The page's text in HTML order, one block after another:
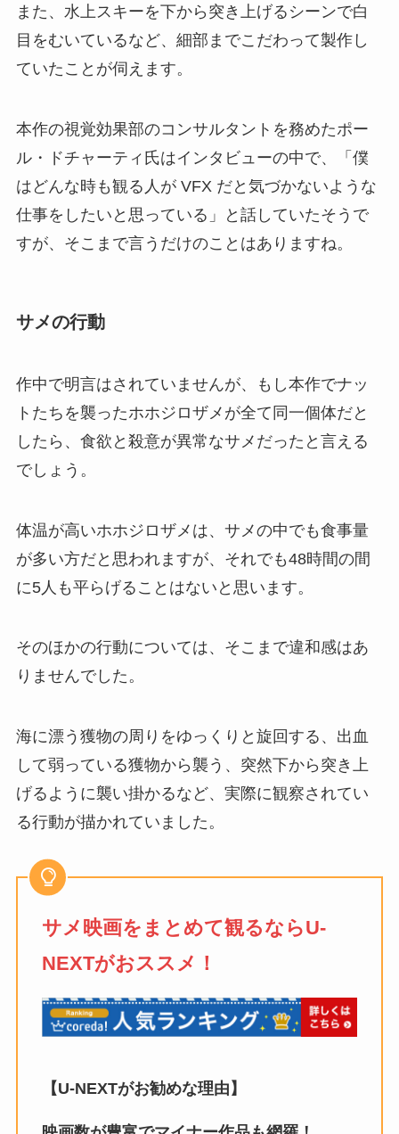
また、水上スキーを下から突き上げるシーンで白
目をむいているなど、細部までこだわって製作し
ていたことが伺えます。
本作の視覚効果部のコンサルタントを務めたポー
ル・ドチャーティ氏はインタビューの中で、「僕
はどんな時も観る人が VFX だと気づかないような
仕事をしたいと思っている」と話していたそうで
すが、そこまで言うだけのことはありますね。
サメの行動
作中で明言はされていませんが、もし本作でナッ
トたちを襲ったホホジロザメが全て同一個体だと
したら、食欲と殺意が異常なサメだったと言える
でしょう。
体温が高いホホジロザメは、サメの中でも食事量
が多い方だと思われますが、それでも48時間の間
に5人も平らげることはないと思います。
そのほかの行動については、そこまで違和感はあ
りませんでした。
海に漂う獲物の周りをゆっくりと旋回する、出血
して弱っている獲物から襲う、突然下から突き上
げるように襲い掛かるなど、実際に観察されてい
る行動が描かれていました。
サメ映画をまとめて観るならU-
NEXTがおススメ！
【U-NEXTがお勧めな理由】